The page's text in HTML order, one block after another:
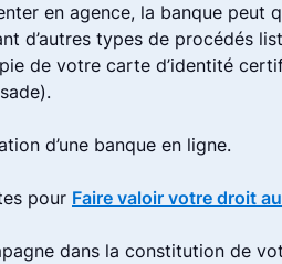
en agence, la banque peut
d’autres types de procédés
de votre carte d’identité
d’une banque en ligne.
pour Faire valoir votre droit
dans la constitution de